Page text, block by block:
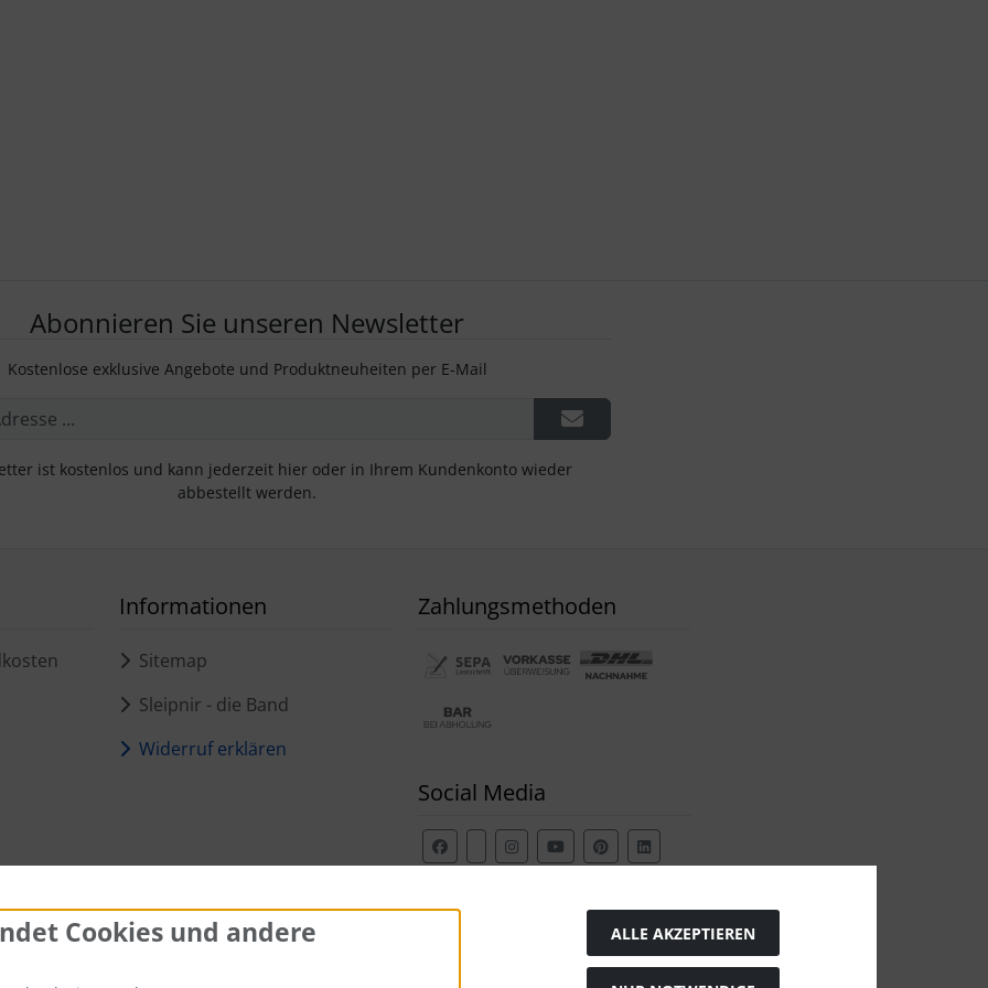
Abonnieren Sie unseren Newsletter
Kostenlose exklusive Angebote und Produktneuheiten per E-Mail
ist kostenlos und kann jederzeit hier oder in Ihrem Kundenkonto wieder
abbestellt werden.
Informationen
Sitemap
Sleipnir - die Band
Widerruf erklären
Zahlungsmethoden
Social Media
Cookies und andere
ALLE AKZEPTIEREN